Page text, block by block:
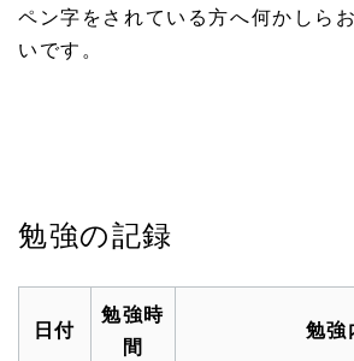
ペン字をされている方へ何かしら
いです。
勉強の記録
日付
勉強時
間
勉強